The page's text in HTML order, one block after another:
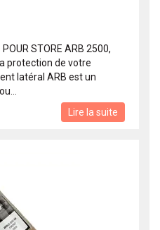
STORE ARB 2500,
protection de votre
latéral ARB est un
Lire la suite